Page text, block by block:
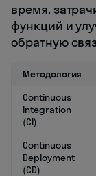
время,
функций и
обратную
Методология
Continuous
Integration
(CI)
Continuous
Deployment
(CD)